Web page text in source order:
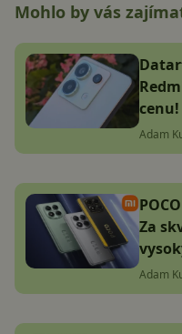
Mohlo by vás
cenu!
Adam
Za
Adam